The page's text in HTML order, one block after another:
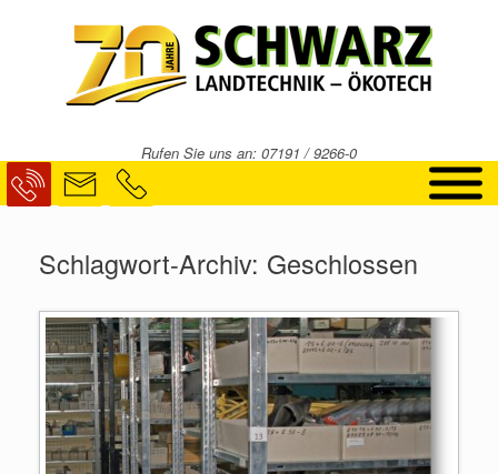
Rufen Sie uns an: 07191 / 9266-0
Schlagwort-Archiv: Geschlossen